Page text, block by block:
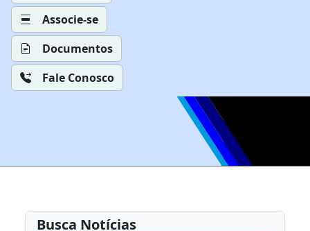
Associe-se
Documentos
Fale Conosco
Busca Notícias